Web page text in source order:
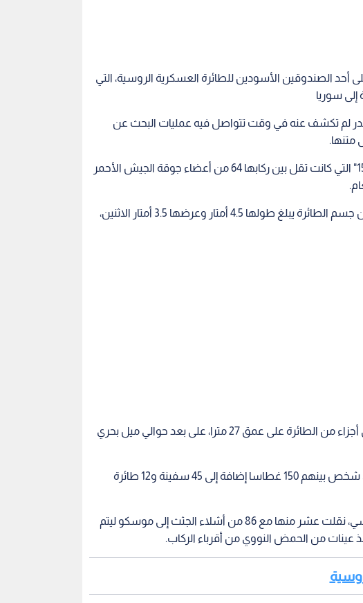
على أحد الصندوقين الأسودين للطائرة العسكرية الروسية، التي
سوريا
مصدر لم تكشف عنه في وقت تتواصل فيه عمليات البحث عن
وتستمر عمليات البحث عن طائرة التوبوليف "تي يو-154" التي كانت تقل بين ركابها 64 من أعضاء جوقة الجيش الأحمر
وأعلنت وزارة الدفاع الروسية أنه تم انتشال قطعة من جسم الطائرة يبلغ طولها 4.5 أمتار وعرضها 3.5 أمتار الاثنين،
وكانت المتحدثة باسم فريق البحث صرحت أنه عثر على أجزاء من الطائرة على عمق 27 مترا، على بعد حوالي ميل بحري
ويشارك في عمليات البحث عن الطائرة أكثر من 3500 شخص بينهم 150 غطاسا إضافة إلى 45 سفينة و12 طائرة
وعثر حتى الآن على جثث 11 شخصا وفق الجيش الروسي، نقلت عشر منها مع 86 من أشلاء الجثث إلى موسكو ليتم
عينات من الحمض النووي من أقرباء الركاب.